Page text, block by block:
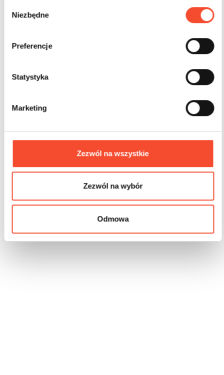
Niezbędne
Preferencje
Statystyka
Marketing
Zezwól na wszystkie
Zezwól na wybór
Odmowa
12 users